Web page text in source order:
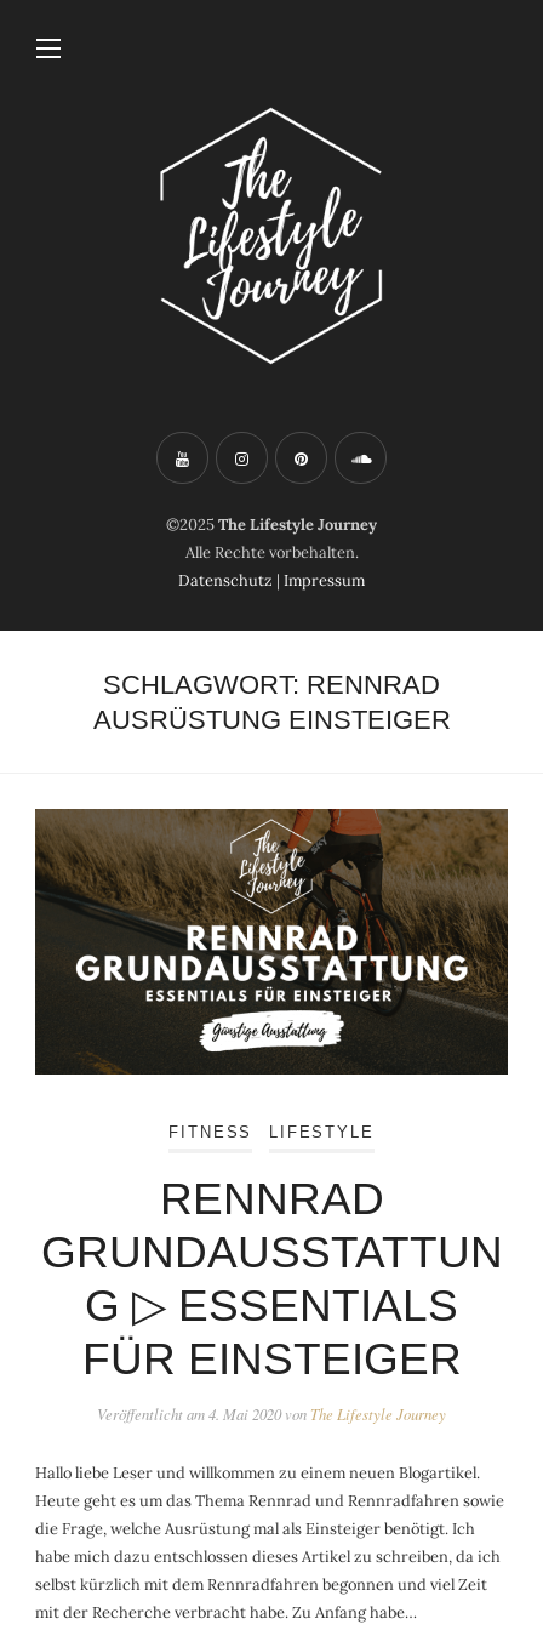
©2025The Lifestyle Journey
Alle Rechte vorbehalten.
Datenschutz | Impressum
SCHLAGWORT: RENNRAD
AUSRÜSTUNG EINSTEIGER
FITNESS LIFESTYLE
RENNRAD
GRUNDAUSSTATTUN
G ▷ ESSENTIALS
FÜR EINSTEIGER
Veröffentlicht am4. Mai 2020 von The Lifestyle Journey
Hallo liebe Leser und willkommen zu einem neuen Blogartikel.
Heute geht es um das Thema Rennrad und Rennradfahren sowie
die Frage, welche Ausrüstung mal als Einsteiger benötigt. Ich
habe mich dazu entschlossen dieses Artikel zu schreiben, da ich
selbst kürzlich mit dem Rennradfahren begonnen und viel Zeit
mit der Recherche verbracht habe. Zu Anfang habe…